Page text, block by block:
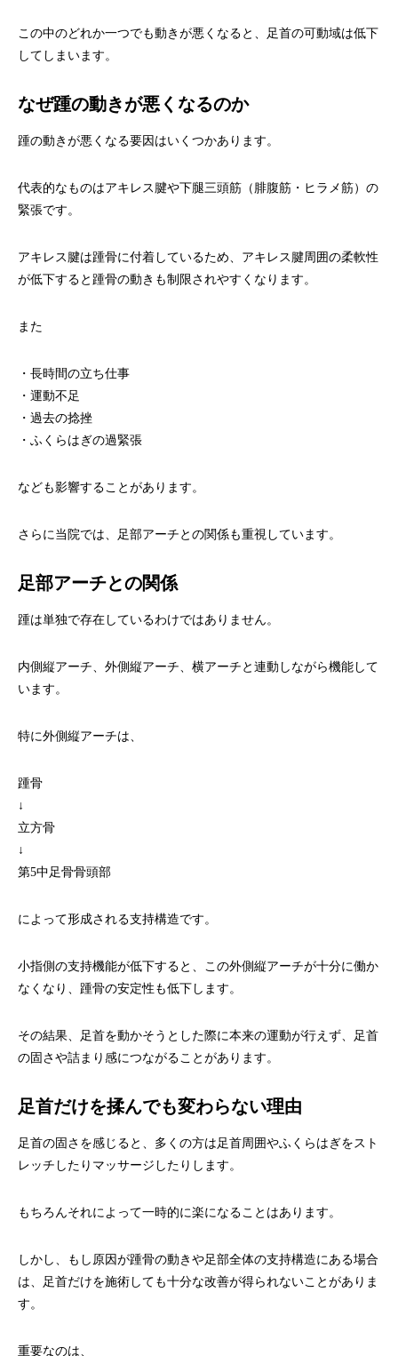
この中のどれか一つでも動きが悪くなると、足首の可動域は低下
してしまいます。
なぜ踵の動きが悪くなるのか
踵の動きが悪くなる要因はいくつかあります。
代表的なものはアキレス腱や下腿三頭筋（腓腹筋・ヒラメ筋）の
緊張です。
アキレス腱は踵骨に付着しているため、アキレス腱周囲の柔軟性
が低下すると踵骨の動きも制限されやすくなります。
また
・長時間の立ち仕事
・運動不足
・過去の捻挫
・ふくらはぎの過緊張
なども影響することがあります。
さらに当院では、足部アーチとの関係も重視しています。
足部アーチとの関係
踵は単独で存在しているわけではありません。
内側縦アーチ、外側縦アーチ、横アーチと連動しながら機能して
います。
特に外側縦アーチは、
踵骨
↓
立方骨
↓
第5中足骨骨頭部
によって形成される支持構造です。
小指側の支持機能が低下すると、この外側縦アーチが十分に働か
なくなり、踵骨の安定性も低下します。
その結果、足首を動かそうとした際に本来の運動が行えず、足首
の固さや詰まり感につながることがあります。
足首だけを揉んでも変わらない理由
足首の固さを感じると、多くの方は足首周囲やふくらはぎをスト
レッチしたりマッサージしたりします。
もちろんそれによって一時的に楽になることはあります。
しかし、もし原因が踵骨の動きや足部全体の支持構造にある場合
は、足首だけを施術しても十分な改善が得られないことがありま
す。
重要なのは、